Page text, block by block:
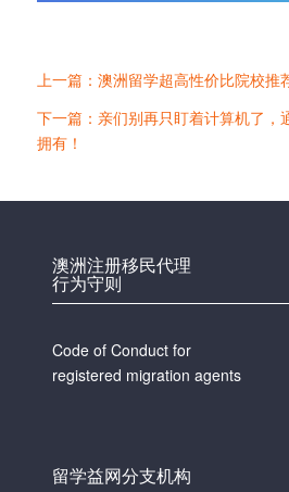
上一篇：澳洲留学超高性价比院校
下一篇：亲们别再只盯着计算机了，
拥有！
澳洲注册移民代理
行为守则
Code of Conduct for
registered migration agents
留学益网分支机构